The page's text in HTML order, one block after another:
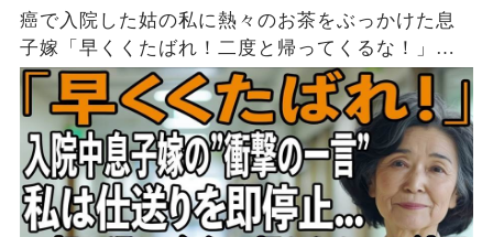
癌で入院した姑の私に熱々のお茶をぶっかけた息
子嫁「早くくたばれ！二度と帰ってくるな！」→
お望みどおり私は息子夫婦へ仕送りを停止し、永
久に帰らなかった結果